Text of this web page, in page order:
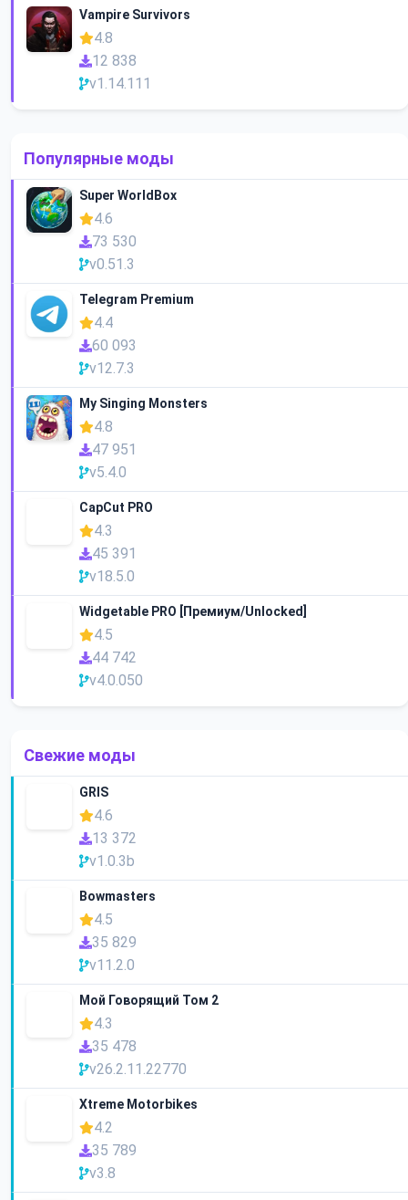
Vampire Survivors
4.8
12 838
v1.14.111
Популярные моды
Super WorldBox
4.6
73 530
v0.51.3
Telegram Premium
4.4
60 093
v12.7.3
My Singing Monsters
4.8
47 951
v5.4.0
CapCut PRO
4.3
45 391
v18.5.0
Widgetable PRO [Премиум/Unlocked]
4.5
44 742
v4.0.050
Свежие моды
GRIS
4.6
13 372
v1.0.3b
Bowmasters
4.5
35 829
v11.2.0
Мой Говорящий Том 2
4.3
35 478
v26.2.11.22770
Xtreme Motorbikes
4.2
35 789
v3.8